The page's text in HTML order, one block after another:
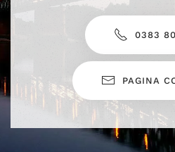
0383
PAGINA